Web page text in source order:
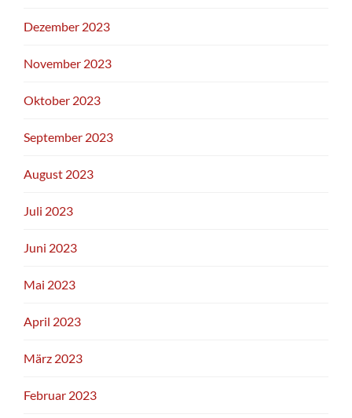
Dezember 2023
November 2023
Oktober 2023
September 2023
August 2023
Juli 2023
Juni 2023
Mai 2023
April 2023
März 2023
Februar 2023